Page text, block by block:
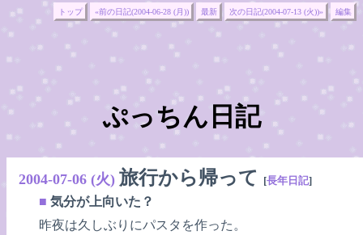
トップ «前の日記(2004-06-28 (月)) 最新 次の日記(2004-07-13 (火))» 編集
ぷっちん日記
2004-07-06 (火) 旅行から帰って [長年日記]
■ 気分が上向いた？
昨夜は久しぶりにパスタを作った。